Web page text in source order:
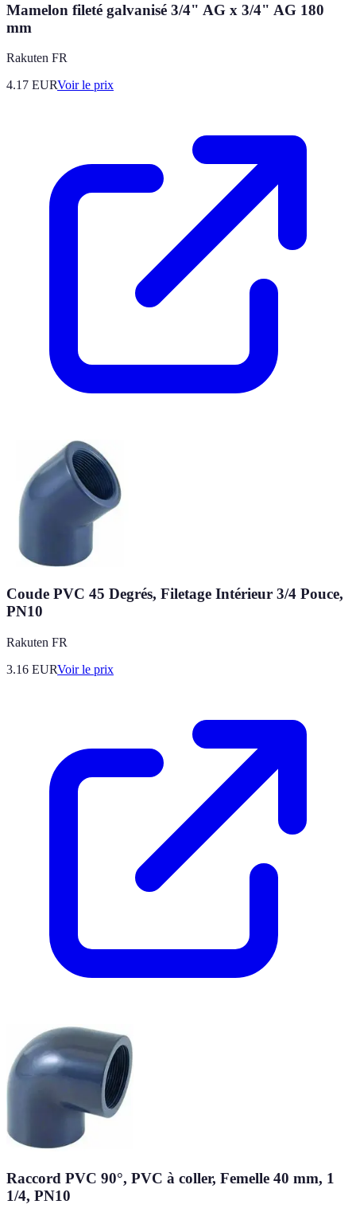
Mamelon fileté galvanisé 3/4" AG x 3/4" AG 180
mm
Rakuten FR
4.17 EURVoir le prix
Coude PVC 45 Degrés, Filetage Intérieur 3/4 Pouce,
PN10
Rakuten FR
3.16 EURVoir le prix
Raccord PVC 90°, PVC à coller, Femelle 40 mm, 1
1/4, PN10